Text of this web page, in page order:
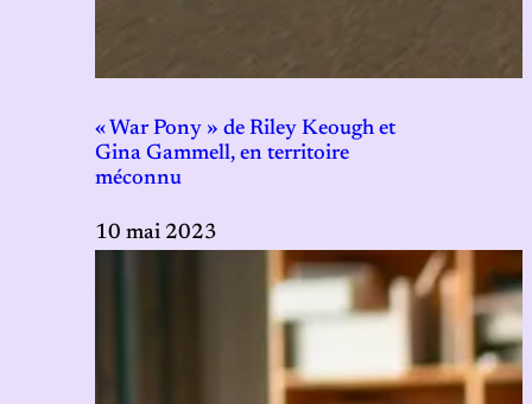
« War Pony » de Riley Keough et
Gina Gammell, en territoire
méconnu
10 mai 2023